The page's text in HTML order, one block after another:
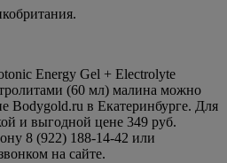
Energy Gel + Electrolyte
(60 мл) малина можно
Bodygold.ru в Екатеринбурге. Для
и выгодной цене 349 руб.
8 (922) 188-14-42 или
на сайте.